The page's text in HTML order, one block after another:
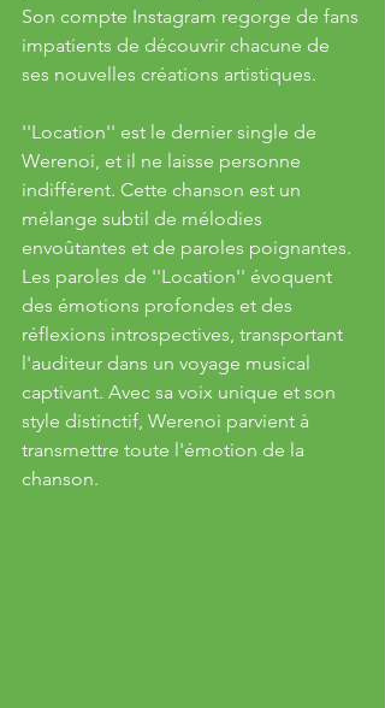
Son compte Instagram regorge de fans
impatients de découvrir chacune de
ses nouvelles créations artistiques.
''Location'' est le dernier single de
Werenoi, et il ne laisse personne
indifférent. Cette chanson est un
mélange subtil de mélodies
envoûtantes et de paroles poignantes.
Les paroles de ''Location'' évoquent
des émotions profondes et des
réflexions introspectives, transportant
l'auditeur dans un voyage musical
captivant. Avec sa voix unique et son
style distinctif, Werenoi parvient à
transmettre toute l'émotion de la
chanson.